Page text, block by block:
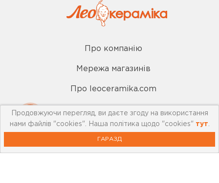
Про компанію
Мережа магазинів
Про leoceramika.com
Продовжуючи перегляд, ви даєте згоду на використання
нами файлів "cookies". Наша політика щодо "cookies" тут
ГАРАЗД